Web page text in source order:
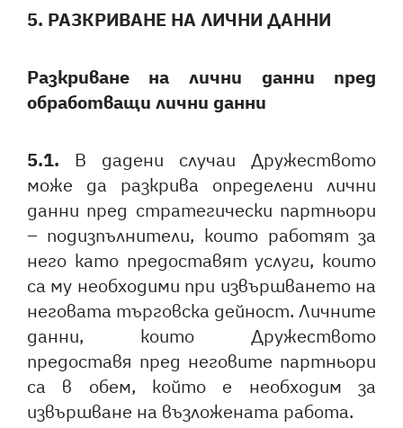
5. РАЗКРИВАНЕ НА ЛИЧНИ ДАННИ
Разкриване на лични данни пред
обработващи лични данни
5.1. В дадени случаи Дружеството
може да разкрива определени лични
данни пред стратегически партньори
– подизпълнители, които работят за
него като предоставят услуги, които
са му необходими при извършването на
неговата търговска дейност. Личните
данни, които Дружеството
предоставя пред неговите партньори
са в обем, който е необходим за
извършване на възложената работа.